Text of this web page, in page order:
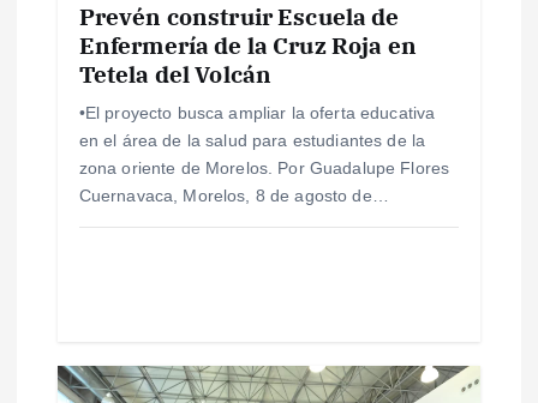
s
Prevén construir Escuela de
Enfermería de la Cruz Roja en
Tetela del Volcán
•El proyecto busca ampliar la oferta educativa
en el área de la salud para estudiantes de la
zona oriente de Morelos. Por Guadalupe Flores
Cuernavaca, Morelos, 8 de agosto de…